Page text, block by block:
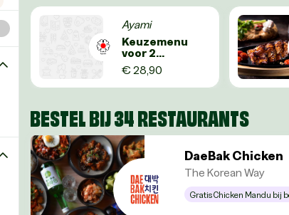
Ayami
Keuzemenu
voor 2
personen
€ 28,90
BESTEL BIJ 34 RESTAURANTS
DaeBak Chicken
The Korean Way
Gratis Chicken Mandu bij